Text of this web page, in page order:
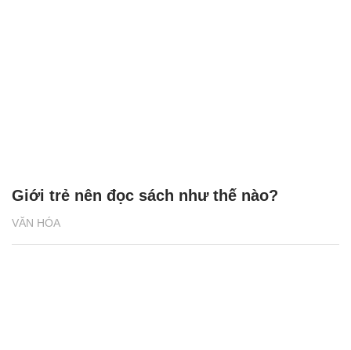
VĂN HÓA
Giới trẻ nên đọc sách như thế nào?